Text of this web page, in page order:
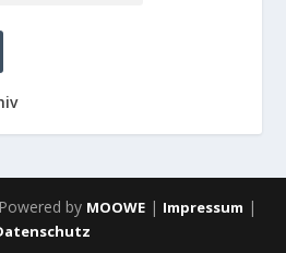
by MOOWE | Impressum |